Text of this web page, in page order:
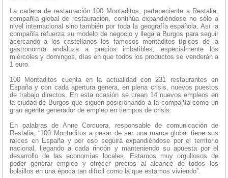
La cadena de restauración 100 Montaditos, perteneciente a Restalia,
compañía global de restauración, continúa expandiéndose no sólo a
nivel internacional sino también por toda la geografía española. Así la
compañía refuerza su modelo de negocio y llega a Burgos para seguir
acercando a los castellanos los famosos montaditos típicos de la
gastronomía andaluza a precios imbatibles, especialmente los
miércoles y domingos, días en que todos los productos se venderán a
1 euro.
100 Montaditos cuenta en la actualidad con 231 restaurantes en
España y con cada apertura genera, en plena crisis, nuevos puestos
de trabajo directos. En esta ocasión se crean 14 nuevos empleos en
la ciudad de Burgos que siguen posicionando a la compañía como un
gran agente generador de empleo en tiempos de crisis.
En palabras de Anne Corcuera, responsable de comunicación de
Restalia, “100 Montaditos a pesar de ser una marca global tiene sus
raíces en España y por eso seguirá expandiéndose por el territorio
nacional, llegando a cada rincón y manteniendo su apuesta por el
desarrollo de las economías locales. Estamos muy orgullosos de
poder generar empleo y ofrecer precios al alcance de todos los
bolsillos en una época tan difícil como la que estamos viviendo”.